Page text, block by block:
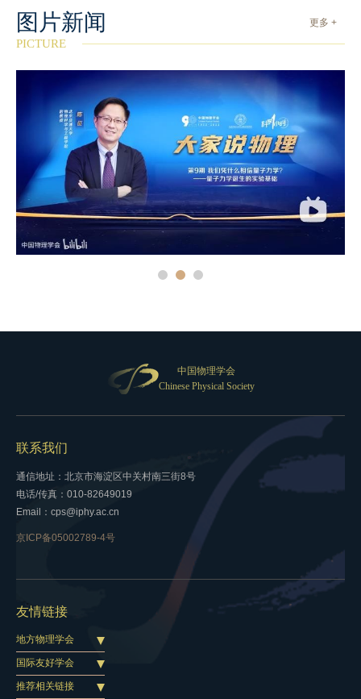
更多 +
图片新闻
PICTURE
中国物理学会
Chinese Physical Society
联系我们
通信地址：北京市海淀区中关村南三街8号
电话/传真：010-82649019
Email：cps@iphy.ac.cn
京ICP备05002789-4号
友情链接
地方物理学会
国际友好学会
推荐相关链接